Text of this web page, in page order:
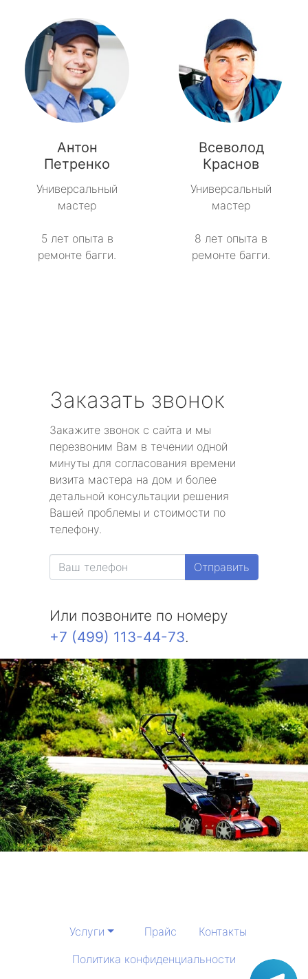
Антон
Петренко
Универсальный
мастер
5 лет опыта в
ремонте багги.
Всеволод
Краснов
Универсальный
мастер
8 лет опыта в
ремонте багги.
Заказать звонок
Закажите звонок с сайта и мы
перезвоним Вам в течении одной
минуты для согласования времени
визита мастера на дом и более
детальной консультации решения
Вашей проблемы и стоимости по
телефону.
Отправить
Или позвоните по номеру
+7 (499) 113-44-73.
Услуги Прайс
Контакты
Политика конфиденциальности